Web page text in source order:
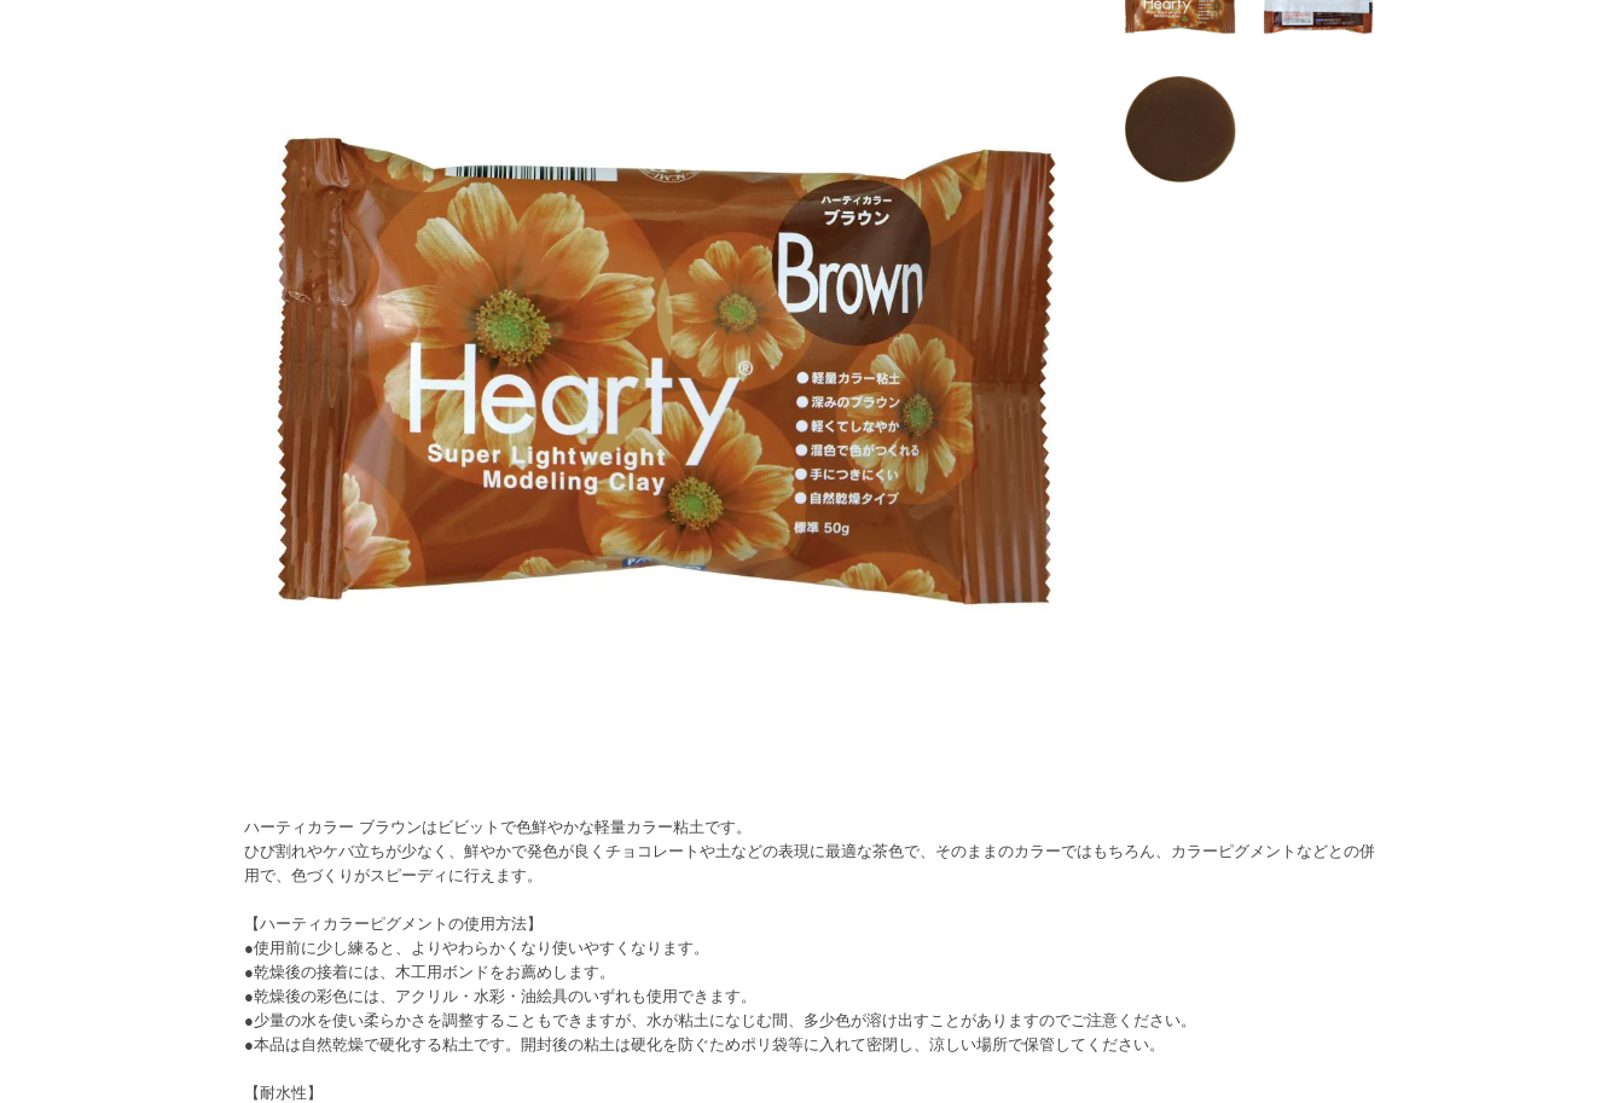
ハーティカラー ブラウンはビビットで色鮮やかな軽量カラー粘土です。
ひび割れやケバ立ちが少なく、鮮やかで発色が良くチョコレートや土などの表現に最適な茶色で、そのままのカラーではもちろん、カラーピグメントなどとの併
用で、色づくりがスピーディに行えます。
【ハーティカラーピグメントの使用方法】
●使用前に少し練ると、よりやわらかくなり使いやすくなります。
●乾燥後の接着には、木工用ボンドをお薦めします。
●乾燥後の彩色には、アクリル・水彩・油絵具のいずれも使用できます。
●少量の水を使い柔らかさを調整することもできますが、水が粘土になじむ間、多少色が溶け出すことがありますのでご注意ください。
●本品は自然乾燥で硬化する粘土です。開封後の粘土は硬化を防ぐためポリ袋等に入れて密閉し、涼しい場所で保管してください。
【耐水性】